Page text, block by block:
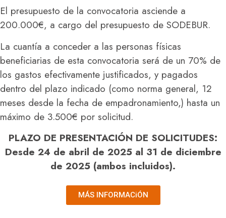
El presupuesto de la convocatoria asciende a
200.000€, a cargo del presupuesto de SODEBUR.
La cuantía a conceder a las personas físicas
beneficiarias de esta convocatoria será de un 70% de
los gastos efectivamente justificados, y pagados
dentro del plazo indicado (como norma general, 12
meses desde la fecha de empadronamiento,) hasta un
máximo de 3.500€ por solicitud.
PLAZO DE PRESENTACIÓN DE SOLICITUDES:
Desde 24 de abril de 2025 al 31 de diciembre
de 2025 (ambos incluidos).
MÁS INFORMACiÓN